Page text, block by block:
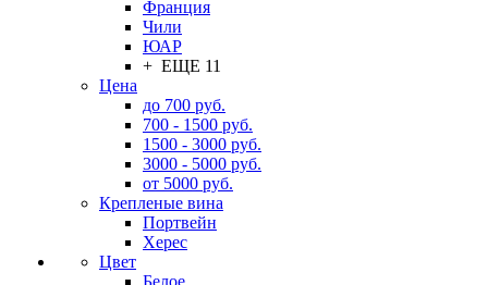
Франция
Чили
ЮАР
+ ЕЩЕ 11
Цена
до 700 руб.
700 - 1500 руб.
1500 - 3000 руб.
3000 - 5000 руб.
от 5000 руб.
Крепленые вина
Портвейн
Херес
Цвет
Белое